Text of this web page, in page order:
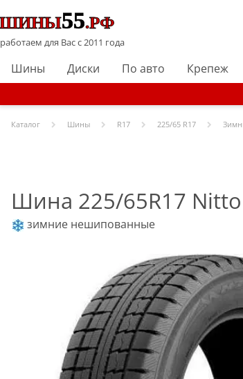
работаем для Вас с 2011 года
Шины Диски По авто Крепеж
Каталог Шины R17 225/65 R17
Шина 225/65R17 Nitto
зимние нешипованные